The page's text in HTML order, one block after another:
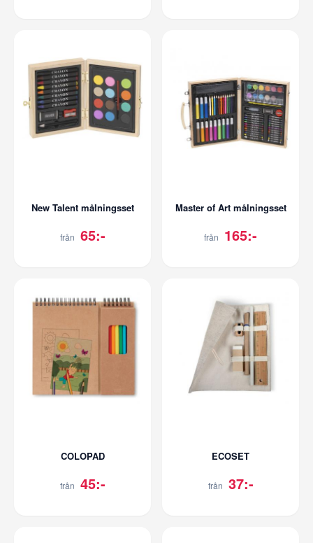
New Talent målningsset
från 65:-
Master of Art målningsset
från 165:-
COLOPAD
från 45:-
ECOSET
från 37:-